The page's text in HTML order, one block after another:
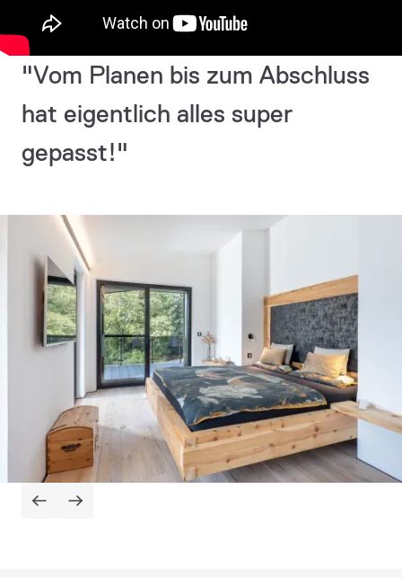
"Vom Planen bis zum Abschluss
hat eigentlich alles super
gepasst!"